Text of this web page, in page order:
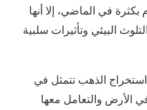
في الماضي، إلا أنها
البيئي وتأثيرات سلبية
الذهب تتمثل في
الأرض والتعامل معها